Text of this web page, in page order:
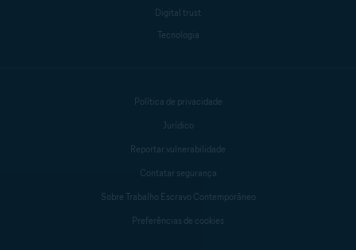
Digital trust
Tecnologia
Política de privacidade
Jurídico
Reportar vulnerabilidade
Contatar segurança
Sobre Trabalho Escravo Contemporâneo
Preferências de cookies